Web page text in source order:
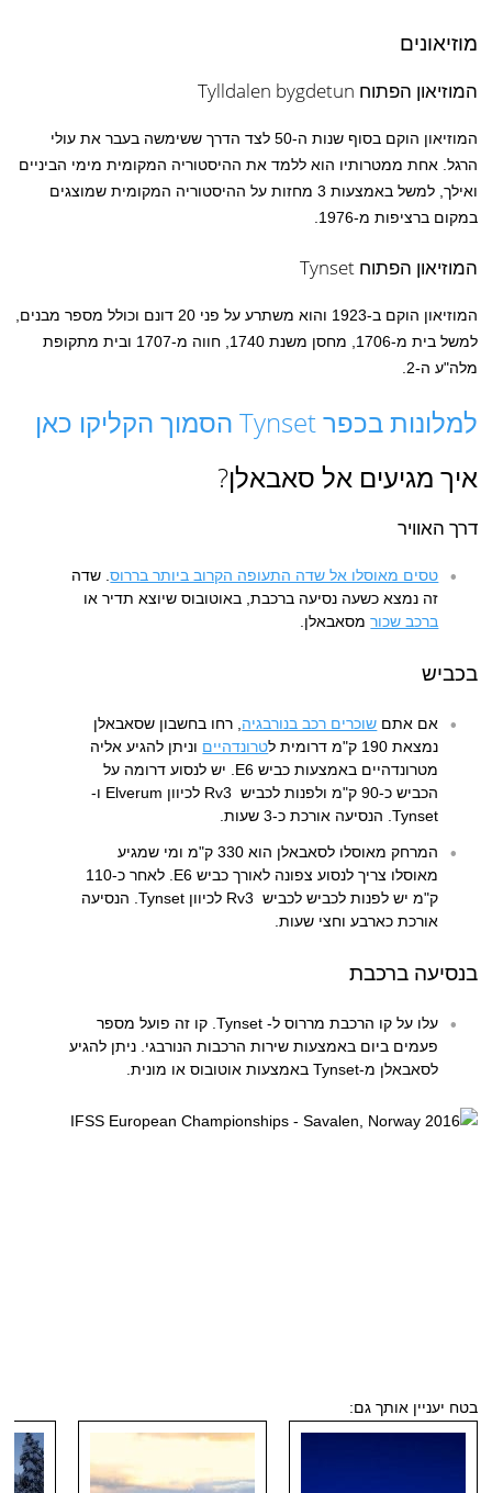
מוזיאונים
המוזיאון הפתוח Tylldalen bygdetun
המוזיאון הוקם בסוף שנות ה-50 לצד הדרך ששימשה בעבר את עולי
הרגל. אחת ממטרותיו הוא ללמד את ההיסטוריה המקומית מימי הביניים
ואילך, למשל באמצעות 3 מחזות על ההיסטוריה המקומית שמוצגים
במקום ברציפות מ-1976.
המוזיאון הפתוח Tynset
המוזיאון הוקם ב-1923 והוא משתרע על פני 20 דונם וכולל מספר מבנים,
למשל בית מ-1706, מחסן משנת 1740, חווה מ-1707 ובית מתקופת
מלה"ע ה-2.
למלונות בכפר Tynset הסמוך הקליקו כאן
איך מגיעים אל סאבאלן?
דרך האוויר
טסים מאוסלו אל שדה התעופה הקרוב ביותר בררוס. שדה
זה נמצא כשעה נסיעה ברכבת, באוטובוס שיוצא תדיר או
ברכב שכורמסאבאלן.
בכביש
אם אתם שוכרים רכב בנורבגיה, רחו בחשבון שסאבאלן
נמצאת 190 ק"מ דרומית ל
טרונדהיים וניתן להגיע אליה
מטרונדהיים באמצעות כביש E6. יש לנסוע דרומה על
הכביש כ-90 ק"מ ולפנות לכביש Rv3 לכיוון Elverum ו-
Tynset. הנסיעה אורכת כ-3 שעות.
המרחק מאוסלו לסאבאלן הוא 330 ק"מ ומי שמגיע
מאוסלו צריך לנסוע צפונה לאורך כביש E6. לאחר כ-110
ק"מ יש לפנות לכביש לכביש Rv3 לכיוון Tynset. הנסיעה
אורכת כארבע וחצי שעות.
בנסיעה ברכבת
עלו על קו הרכבת מררוס ל- Tynset. קו זה פועל מספר
פעמים ביום באמצעות שירות הרכבות הנורבגי. ניתן להגיע
לסאבאלן מ-Tynset באמצעות אוטובוס או מונית.
בטח יעניין אותך גם: